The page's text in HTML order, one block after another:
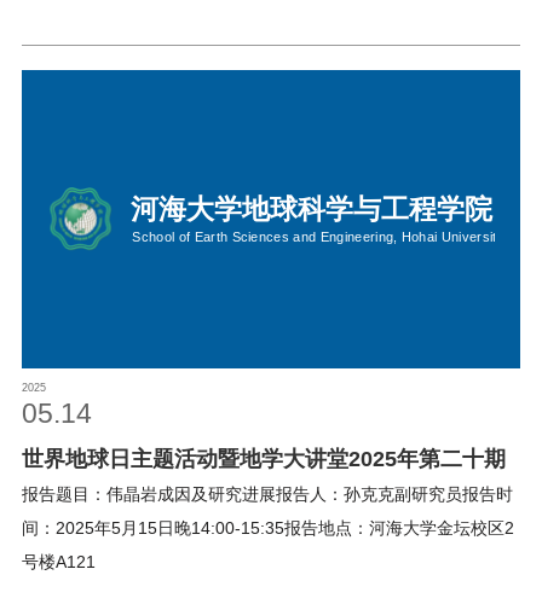
2025
05.14
世界地球日主题活动暨地学大讲堂2025年第二十期
报告题目：伟晶岩成因及研究进展报告人：孙克克副研究员报告时
间：2025年5月15日晚14:00-15:35报告地点：河海大学金坛校区2
号楼A121